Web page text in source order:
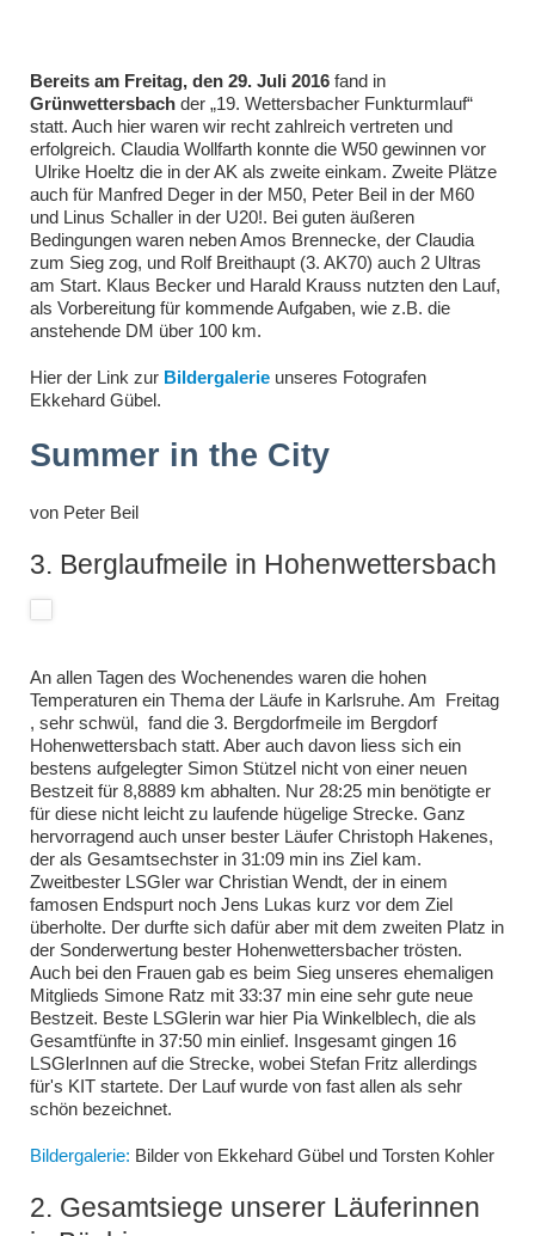
Bereits am Freitag, den 29. Juli 2016fand in
Grünwettersbachder „19. Wettersbacher Funkturmlauf“
statt. Auch hier waren wir recht zahlreich vertreten und
erfolgreich. Claudia Wollfarth konnte die W50 gewinnen vor
Ulrike Hoeltz die in der AK als zweite einkam. Zweite Plätze
auch für Manfred Deger in der M50, Peter Beil in der M60
und Linus Schaller in der U20!. Bei guten äußeren
Bedingungen waren neben Amos Brennecke, der Claudia
zum Sieg zog, und Rolf Breithaupt (3. AK70) auch 2 Ultras
am Start. Klaus Becker und Harald Krauss nutzten den Lauf,
als Vorbereitung für kommende Aufgaben, wie z.B. die
anstehende DM über 100 km.
Hier der Link zur Bildergalerie unseres Fotografen
Ekkehard Gübel.
Summer in the City
von Peter Beil
3. Berglaufmeile in Hohenwettersbach
An allen Tagen des Wochenendes waren die hohen
Temperaturen ein Thema der Läufe in Karlsruhe. Am Freitag
, sehr schwül, fand die 3. Bergdorfmeile im Bergdorf
Hohenwettersbach statt. Aber auch davon liess sich ein
bestens aufgelegter Simon Stützel nicht von einer neuen
Bestzeit für 8,8889 km abhalten. Nur 28:25 min benötigte er
für diese nicht leicht zu laufende hügelige Strecke. Ganz
hervorragend auch unser bester Läufer Christoph Hakenes,
der als Gesamtsechster in 31:09 min ins Ziel kam.
Zweitbester LSGler war Christian Wendt, der in einem
famosen Endspurt noch Jens Lukas kurz vor dem Ziel
überholte. Der durfte sich dafür aber mit dem zweiten Platz in
der Sonderwertung bester Hohenwettersbacher trösten.
Auch bei den Frauen gab es beim Sieg unseres ehemaligen
Mitglieds Simone Ratz mit 33:37 min eine sehr gute neue
Bestzeit. Beste LSGlerin war hier Pia Winkelblech, die als
Gesamtfünfte in 37:50 min einlief. Insgesamt gingen 16
LSGlerInnen auf die Strecke, wobei Stefan Fritz allerdings
für's KIT startete. Der Lauf wurde von fast allen als sehr
schön bezeichnet.
Bildergalerie: Bilder von Ekkehard Gübel und Torsten Kohler
2. Gesamtsiege unserer Läuferinnen